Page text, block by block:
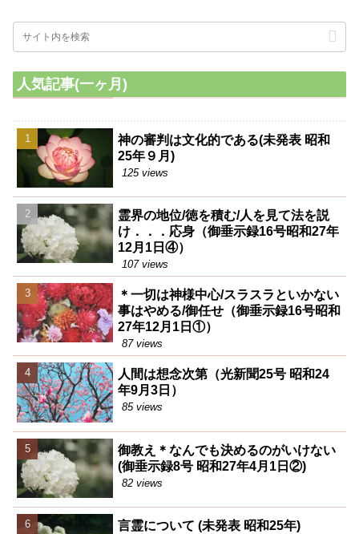
人気記事(一ヶ月)
神の審判は文化的である(未発表 昭和
25年９月)
125 views
霊界の地位/徳を積む/人を見て法を説
け．．．応身（御垂示録16号昭和27年
12月1日④）
107 views
＊一切は神様中心/スラスラといかない
事はやめる/御任せ（御垂示録16号昭和
27年12月1日①）
87 views
人間は想念次第（光新聞25号 昭和24
年9月3日）
85 views
御教え＊なんでも決めるのがいけない
(御垂示録8号 昭和27年4月1日②)
82 views
言霊について (未発表 昭和25年)